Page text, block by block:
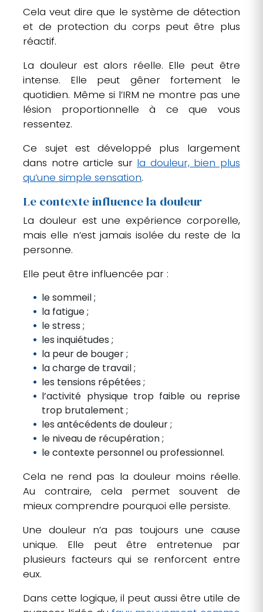
Cela veut dire que le système de détection
et de protection du corps peut être plus
réactif.
La douleur est alors réelle. Elle peut être
intense. Elle peut gêner fortement le
quotidien. Même si l’IRM ne montre pas une
lésion proportionnelle à ce que vous
ressentez.
Ce sujet est développé plus largement
dans notre article sur la douleur, bien plus
qu’une simple sensation.
Le contexte influence la douleur
La douleur est une expérience corporelle,
mais elle n’est jamais isolée du reste de la
personne.
Elle peut être influencée par :
le sommeil ;
la fatigue ;
le stress ;
les inquiétudes ;
la peur de bouger ;
la charge de travail ;
les tensions répétées ;
l’activité physique trop faible ou reprise
trop brutalement ;
les antécédents de douleur ;
le niveau de récupération ;
le contexte personnel ou professionnel.
Cela ne rend pas la douleur moins réelle.
Au contraire, cela permet souvent de
mieux comprendre pourquoi elle persiste.
Une douleur n’a pas toujours une cause
unique. Elle peut être entretenue par
plusieurs facteurs qui se renforcent entre
eux.
Dans cette logique, il peut aussi être utile de